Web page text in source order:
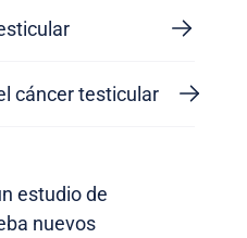
cáncer testicular
estudio de
nuevos